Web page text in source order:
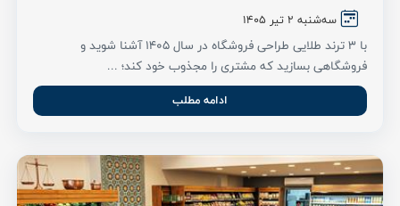
سه‌شنبه 2 تیر ۱۴۰۵
با ۳ ترند طلایی طراحی فروشگاه در سال ۱۴۰۵ آشنا شوید و
فروشگاهی بسازید که مشتری را مجذوب خود کند؛ ...
ادامه مطلب